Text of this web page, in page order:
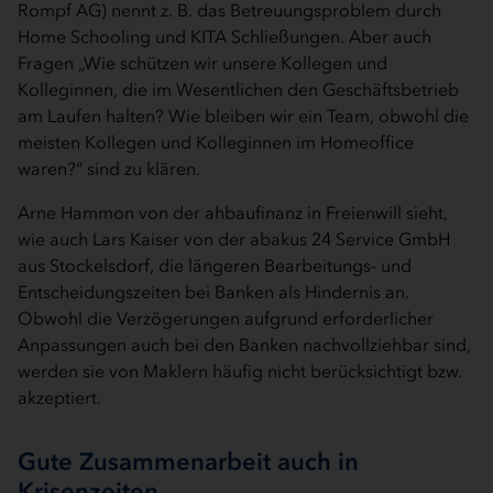
Rompf AG) nennt z. B. das Betreuungsproblem durch
Home Schooling und KITA Schließungen. Aber auch
Fragen „Wie schützen wir unsere Kollegen und
Kolleginnen, die im Wesentlichen den Geschäftsbetrieb
am Laufen halten? Wie bleiben wir ein Team, obwohl die
meisten Kollegen und Kolleginnen im Homeoffice
waren?“ sind zu klären.
Arne Hammon von der ahbaufinanz in Freienwill sieht,
wie auch Lars Kaiser von der abakus 24 Service GmbH
aus Stockelsdorf, die längeren Bearbeitungs- und
Entscheidungszeiten bei Banken als Hindernis an.
Obwohl die Verzögerungen aufgrund erforderlicher
Anpassungen auch bei den Banken nachvollziehbar sind,
werden sie von Maklern häufig nicht berücksichtigt bzw.
akzeptiert.
Gute Zusammenarbeit auch in